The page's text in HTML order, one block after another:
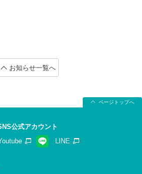
お知らせ一覧へ
ページトップへ
公式アカウント
LINE